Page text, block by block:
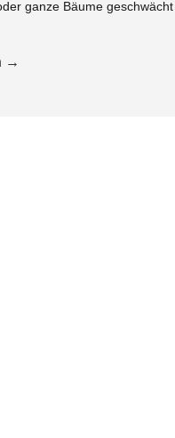
ganze Bäume geschwächt
→